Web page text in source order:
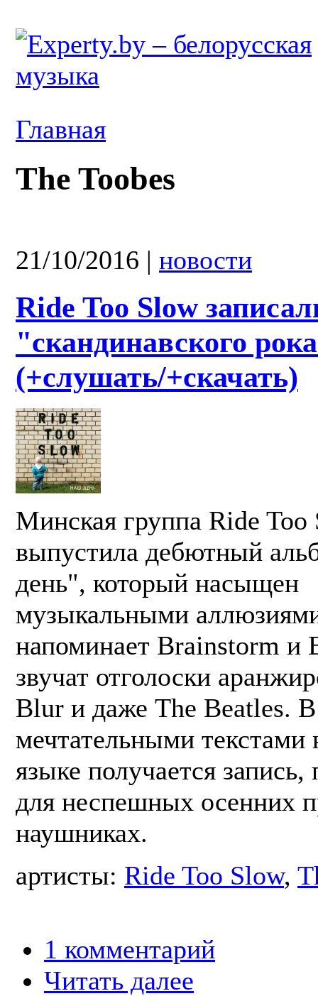
Главная
The Toobes
21/10/2016 | новости
Ride Too Slow
"скандинавского
(+слушать/+скачать)
Минская группа Ride Too
выпустила дебютный
день", который насыщен
музыкальными
напоминает Brainstorm и
звучат отголоски
Blur и даже The Beatles. В
мечтательными текстами
языке получается
для неспешных осенних
наушниках.
артисты: Ride Too Slow,
1 комментарий
Читать далее